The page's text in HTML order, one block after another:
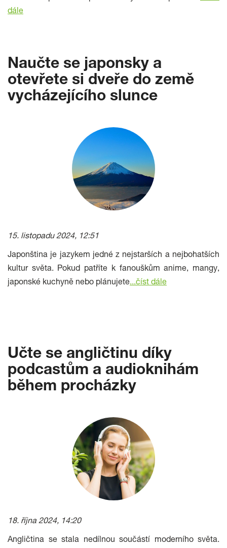
dále
Naučte se japonsky a
otevřete si dveře do země
vycházejícího slunce
15. listopadu 2024, 12:51
Japonština je jazykem jedné z nejstarších a nejbohatších
kultur světa. Pokud patříte k fanouškům anime, mangy,
japonské kuchyně nebo plánujete...číst dále
Učte se angličtinu díky
podcastům a audioknihám
během procházky
18. října 2024, 14:20
Angličtina se stala nedílnou součástí moderního světa.